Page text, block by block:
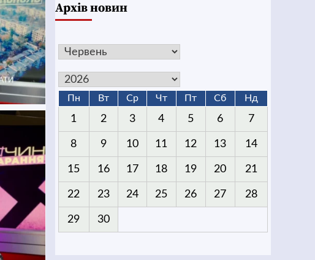
Архів новин
Пн Вт Ср Чт Пт Сб Нд
1 2 3 4 5 6 7
8 9 10 11 12 13 14
15 16 17 18 19 20 21
22 23 24 25 26 27 28
29 30